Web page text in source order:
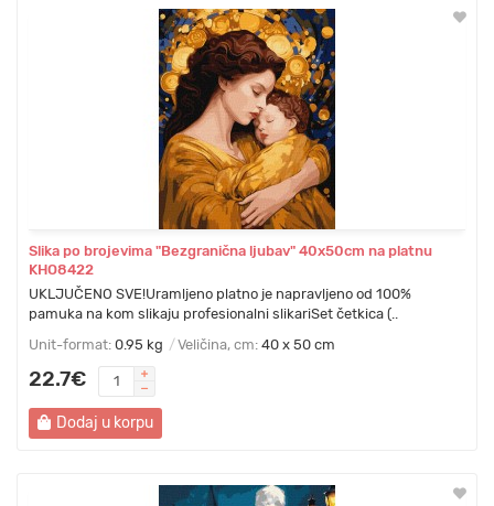
Slika po brojevima "Bezgranična ljubav" 40x50cm na platnu
KHO8422
UKLJUČENO SVE!Uramljeno platno je napravljeno od 100%
pamuka na kom slikaju profesionalni slikariSet četkica (..
Unit-format: 0.95 kg Veličina, cm: 40 x 50 cm
22.7€
Dodaj u korpu